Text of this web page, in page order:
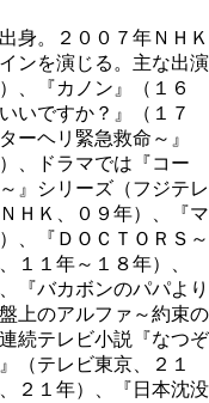
身。２００７年ＮＨＫ
ンを演じる。主な出演
、『カノン』（１６
いですか？』（１７
ーヘリ緊急救命～』
、ドラマでは『コー
』シリーズ（フジテレ
ＨＫ、０９年）、『マ
、『ＤＯＣＴＯＲＳ～
１１年～１８年）、
『バカボンのパパより
上のアルファ～約束の
続テレビ小説『なつぞ
（テレビ東京、２１
２１年）、『日本沈没